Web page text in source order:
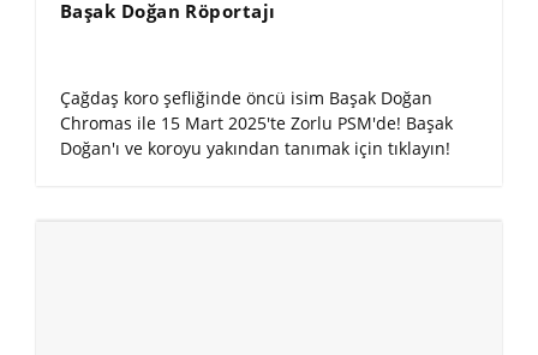
Başak Doğan Röportajı
Çağdaş koro şefliğinde öncü isim Başak Doğan
Chromas ile 15 Mart 2025'te Zorlu PSM'de! Başak
Doğan'ı ve koroyu yakından tanımak için tıklayın!